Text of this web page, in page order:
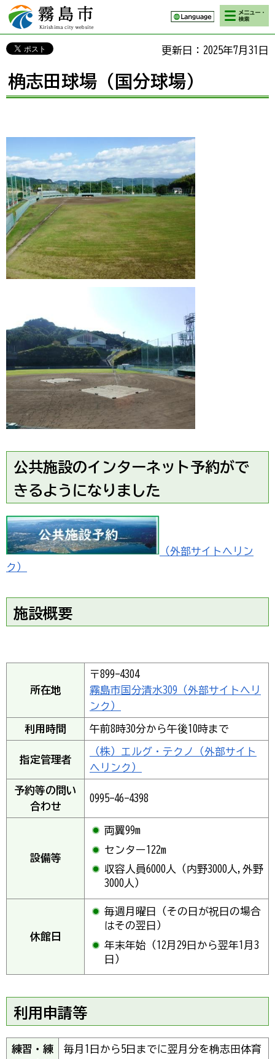
霧島市 Kirishima
city website
検索・メニ
ュー
更新日：2025年7月31日
桷志田球場（国分球場）
公共施設のインターネット予約がで
きるようになりました
（外部サイトへリン
ク）
施設概要
所在地
〒899-4304
霧島市国分清水309（外部サイトへリ
ンク）
利用時間 午前8時30分から午後10時まで
指定管理者
（株）エルグ・テクノ（外部サイト
へリンク）
予約等の問い
合わせ
0995-46-4398
設備等
両翼99m
センター122m
収容人員6000人（内野3000人,外野
3000人）
休館日
毎週月曜日（その日が祝日の場合
はその翌日）
年末年始（12月29日から翌年1月3
日）
利用申請等
練習・練
毎月1日から5日までに翌月分を桷志田体育